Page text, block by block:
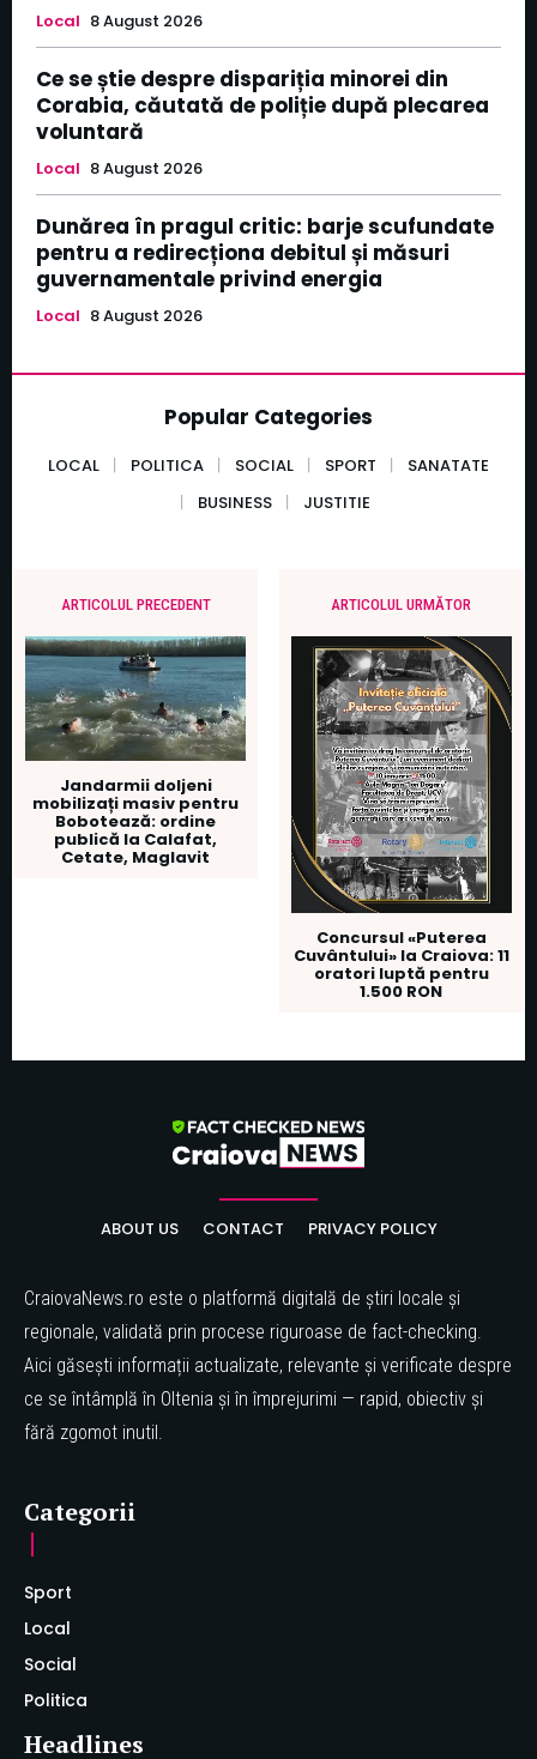
Local 8 August 2026
Ce se știe despre dispariția minorei din
Corabia, căutată de poliție după plecarea
voluntară
Local 8 August 2026
Dunărea în pragul critic: barje scufundate
pentru a redirecționa debitul și măsuri
guvernamentale privind energia
Local 8 August 2026
Popular Categories
LOCAL POLITICA SOCIAL SPORT
SANATATE
BUSINESS
JUSTITIE
ARTICOLUL PRECEDENT
Jandarmii doljeni
mobilizați masiv pentru
Bobotează: ordine
publică la Calafat,
Cetate, Maglavit
ARTICOLUL URMĂTOR
Concursul «Puterea
Cuvântului» la Craiova: 11
oratori luptă pentru
1.500 RON
ABOUT US CONTACT PRIVACY POLICY
CraiovaNews.ro este o platformă digitală de știri locale și
regionale, validată prin procese riguroase de fact-checking.
Aici găsești informații actualizate, relevante și verificate despre
ce se întâmplă în Oltenia și în împrejurimi — rapid, obiectiv și
fără zgomot inutil.
Categorii
Sport
Local
Social
Politica
Headlines